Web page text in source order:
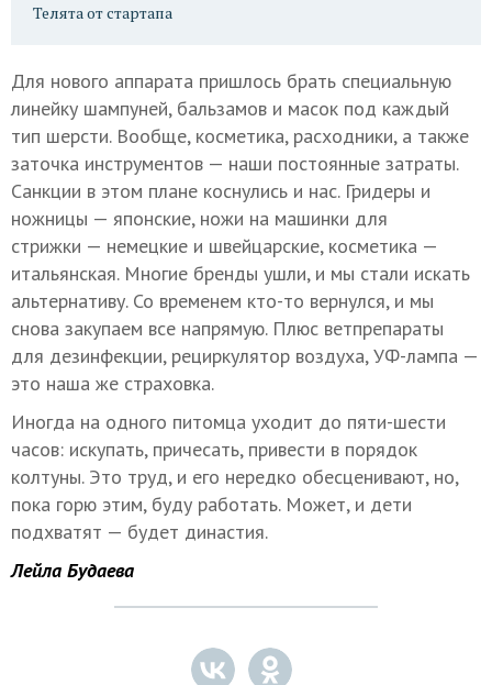
Телята от стартапа
Для нового аппарата пришлось брать специальную
линейку шампуней, бальзамов и масок под каждый
тип шерсти. Вообще, косметика, расходники, а также
заточка инструментов — наши постоянные затраты.
Санкции в этом плане коснулись и нас. Гридеры и
ножницы — японские, ножи на машинки для
стрижки — немецкие и швейцарские, косметика —
итальянская. Многие бренды ушли, и мы стали искать
альтернативу. Со временем кто-то вернулся, и мы
снова закупаем все напрямую. Плюс ветпрепараты
для дезинфекции, рециркулятор воздуха, УФ-лампа —
это наша же страховка.
Иногда на одного питомца уходит до пяти-шести
часов: искупать, причесать, привести в порядок
колтуны. Это труд, и его нередко обесценивают, но,
пока горю этим, буду работать. Может, и дети
подхватят — будет династия.
Лейла Будаева